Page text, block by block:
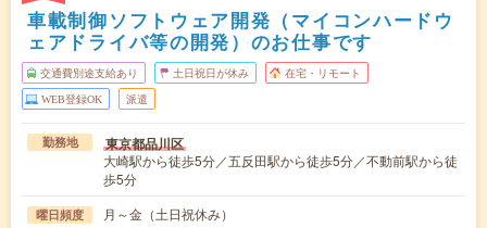
車載制御ソフトウェア開発（マイコンハードウ
ェアドライバ等の開発）のお仕事です
交通費別途支給あり 土日祝日が休み 在宅・リモート
WEB登録OK 派遣
勤務地 東京都品川区
大崎駅から徒歩5分／五反田駅から徒歩5分／不動前駅から徒
歩5分
曜日頻度 月～金（土日祝休み）